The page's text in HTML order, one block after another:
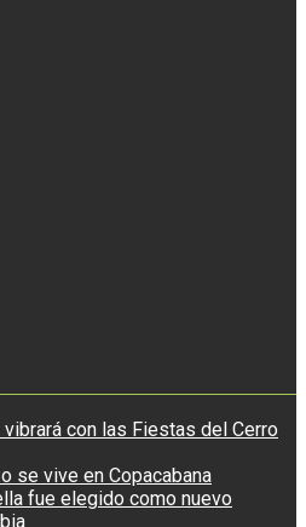
con las Fiestas del Cerro
se vive en Copacabana
fue elegido como nuevo